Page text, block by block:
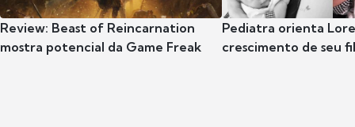
Review: Beast of Reincarnation
mostra potencial da Game Freak
Pediatra orienta
crescimento de seu